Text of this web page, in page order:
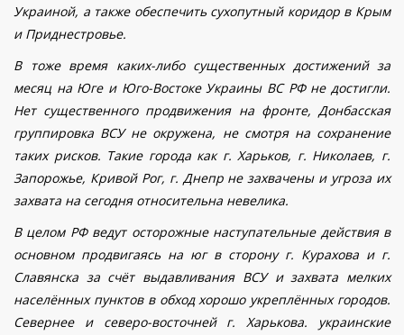
Украиной, а также обеспечить сухопутный коридор в Крым
и Приднестровье.
В тоже время каких-либо существенных достижений за
месяц на Юге и Юго-Востоке Украины ВС РФ не достигли.
Нет существенного продвижения на фронте, Донбасская
группировка ВСУ не окружена, не смотря на сохранение
таких рисков. Такие города как г. Харьков, г. Николаев, г.
Запорожье, Кривой Рог, г. Днепр не захвачены и угроза их
захвата на сегодня относительна невелика.
В целом РФ ведут осторожные наступательные действия в
основном продвигаясь на юг в сторону г. Курахова и г.
Славянска за счёт выдавливания ВСУ и захвата мелких
населённых пунктов в обход хорошо укреплённых городов.
Севернее и северо-восточней г. Харькова. украинские